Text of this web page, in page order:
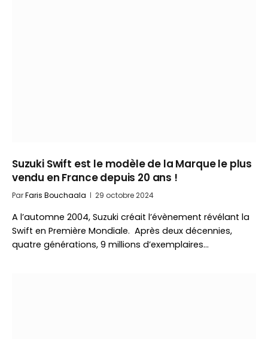
Suzuki Swift est le modèle de la Marque le plus
vendu en France depuis 20 ans !
ParFaris Bouchaala 29 octobre 2024
A l’automne 2004, Suzuki créait l’évènement révélant la
Swift en Première Mondiale. Après deux décennies,
quatre générations, 9 millions d’exemplaires…